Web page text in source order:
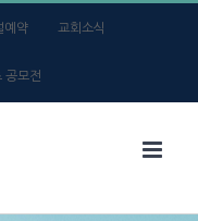
예약 교회소식
공모전